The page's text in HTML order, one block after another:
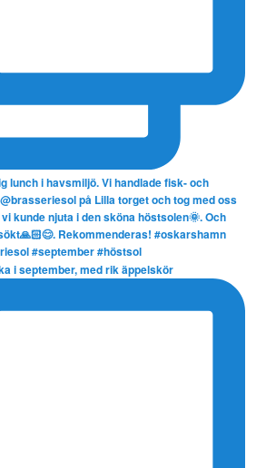
i september, med rik äppelskör